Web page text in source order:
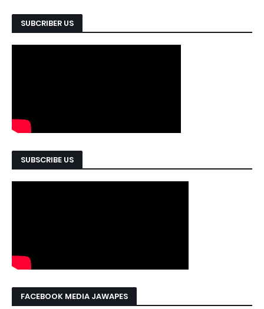
SUBCRIBER US
SUBSCRIBE US
FACEBOOK MEDIA JAWAPES